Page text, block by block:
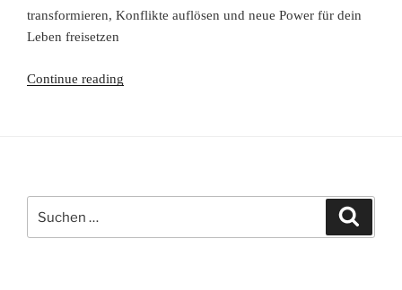
transformieren, Konflikte auflösen und neue Power für dein
Leben freisetzen
Continue reading
nach: